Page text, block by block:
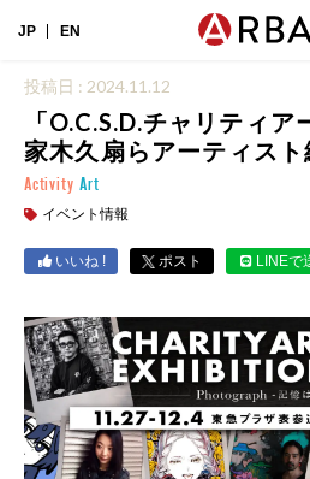
JP EN
投稿日 : 2024.11.12
「O.C.S.D.チャリティ
家木久扇らアーティス
Activity Art
イベント情報
いいね ! ポスト LINEで